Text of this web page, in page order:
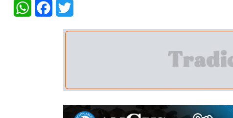
Corea que importan el 50/60% de lo que
dependen de las compras externas para
Sin embargo, prosiguió, cuando aparece una
equivalente al crecimiento chino del último año,
Japón cerró un acuerdo con los Estados
descendente. Los únicos proveedores que no
argentina. Necesitamos cambiar la visión y mirar